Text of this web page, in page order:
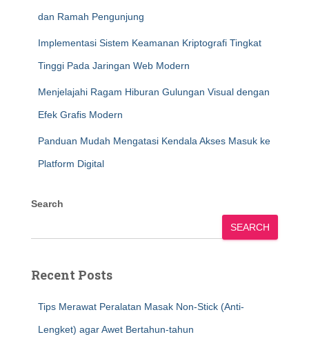
dan Ramah Pengunjung
Implementasi Sistem Keamanan Kriptografi Tingkat
Tinggi Pada Jaringan Web Modern
Menjelajahi Ragam Hiburan Gulungan Visual dengan
Efek Grafis Modern
Panduan Mudah Mengatasi Kendala Akses Masuk ke
Platform Digital
Search
SEARCH
Recent Posts
Tips Merawat Peralatan Masak Non-Stick (Anti-
Lengket) agar Awet Bertahun-tahun